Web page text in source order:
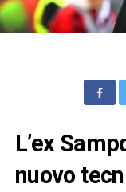
L’ex
nuovo